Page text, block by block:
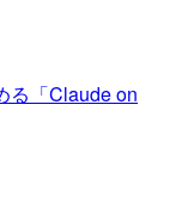
る「Claude on